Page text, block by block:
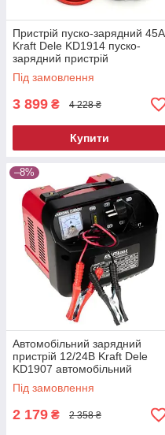
Пристрій пуско-зарядний 45A
Kraft Dele KD1914 пуско-
зарядний пристрій
Під замовлення
3 899 ₴ 4 228 ₴
Купити
–8%
Автомобільний зарядний
пристрій 12/24В Kraft Dele
KD1907 автомобільний
зарядний пристрій
Під замовлення
2 179 ₴ 2 358 ₴